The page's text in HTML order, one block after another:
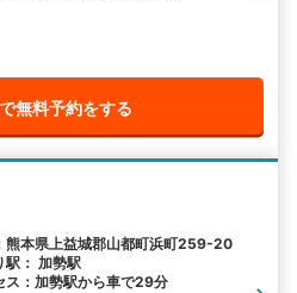
無料予約をする
熊本県上益城郡山都町浜町259-20
駅： 加勢駅
ス：加勢駅から車で29分